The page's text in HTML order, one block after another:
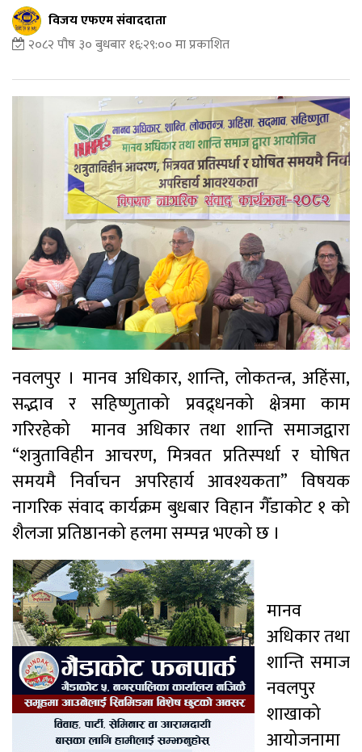
विजय एफएम संवाददाता
२०८२ पौष ३० बुधबार १६:२९:०० मा प्रकाशित
नवलपुर । मानव अधिकार, शान्ति, लोकतन्त्र, अहिंसा,
सद्भाव र सहिष्णुताको प्रवद्र्धनको क्षेत्रमा काम
गरिरहेको मानव अधिकार तथा शान्ति समाजद्वारा
“शत्रुताविहीन आचरण, मित्रवत प्रतिस्पर्धा र घोषित
समयमै निर्वाचन अपरिहार्य आवश्यकता” विषयक
नागरिक संवाद कार्यक्रम बुधबार विहान गैँडाकोट १ को
शैलजा प्रतिष्ठानको हलमा सम्पन्न भएको छ ।
मानव
अधिकार तथा
शान्ति समाज
नवलपुर
शाखाको
आयोजनामा